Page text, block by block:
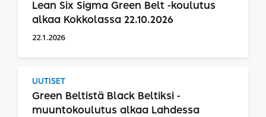
Lean Six Sigma Green Belt -koulutus
alkaa Kokkolassa 22.10.2026
22.1.2026
UUTISET
Green Beltistä Black Beltiksi -
muuntokoulutus alkaa Lahdessa